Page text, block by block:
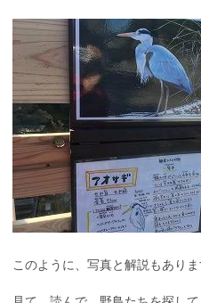
このように、写真と解説もあり